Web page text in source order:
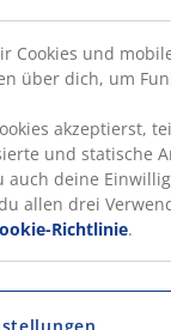
Cookies und
über dich, um
akzeptierst,
und statische
auch deine
allen drei
Richtlinie.